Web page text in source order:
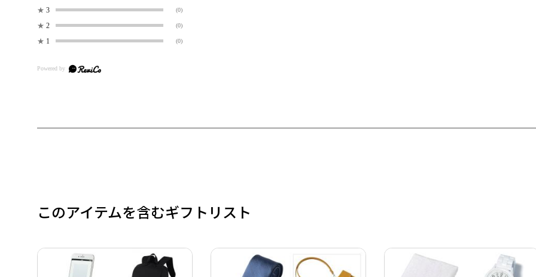
★ 3 (0)
★ 2 (0)
★ 1 (0)
このアイテムを含むギフトリスト